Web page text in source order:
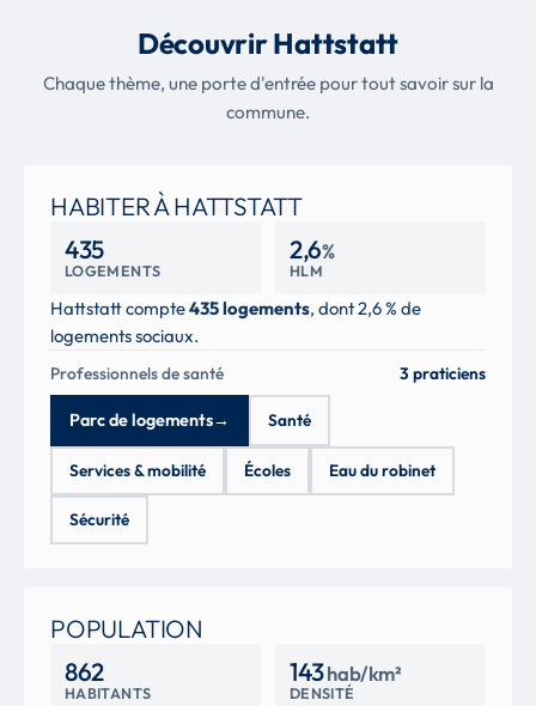
Découvrir Hattstatt
Chaque thème, une porte d'entrée pour tout savoir sur la
commune.
HABITER À HATTSTATT
435
LOGEMENTS
2,6%
HLM
Hattstatt compte435 logements, dont 2,6 % de
logements sociaux.
Professionnels de santé 3 praticiens
Parc de logements→ Santé
Services & mobilité Écoles Eau du robinet
Sécurité
POPULATION
862
HABITANTS
143hab/km²
DENSITÉ